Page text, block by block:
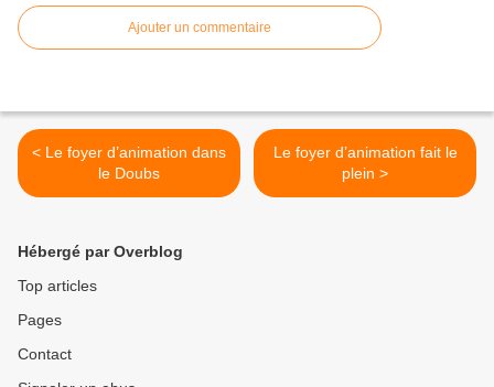
Ajouter un commentaire
< Le foyer d’animation dans
le Doubs
Le foyer d’animation fait le
plein >
Hébergé par Overblog
Top articles
Pages
Contact